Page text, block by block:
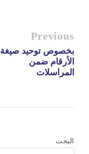
Previous
بخصوص توحيد صيغة
الأرقام ضمن
المراسلات
البحث